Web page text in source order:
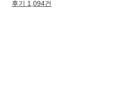
후기 1,094건